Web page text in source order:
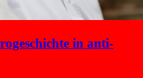
in anti­